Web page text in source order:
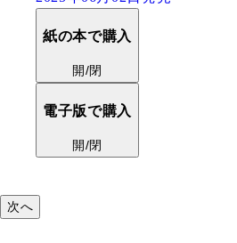
次へ